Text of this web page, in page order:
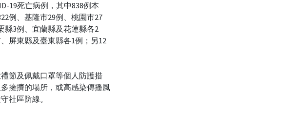
19死亡病例，其中838例本
例、基隆市29例、桃園市27
縣3例、宜蘭縣及花蓮縣各2
屏東縣及臺東縣各1例；另12
節及佩戴口罩等個人防護措
擁擠的場所，或高感染傳播風
社區防線。